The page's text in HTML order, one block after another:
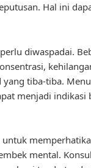
Hal ini
diwaspadai.
tiba-tiba.
menjadi indikasi
mental.